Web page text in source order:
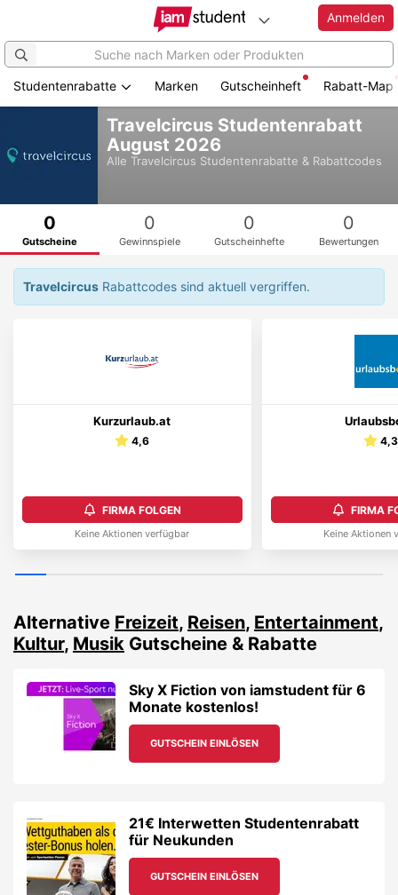
springen
Anmelden
Studentenrabatte Marken Gutscheinheft Rabatt-Map
Travelcircus Studentenrabatt
August 2026
Alle Travelcircus Studentenrabatte & Rabattcodes
0
Gutscheine
0
Gewinnspiele
0
Gutscheinhefte
0
Bewertungen
Travelcircus Rabattcodes sind aktuell vergriffen.
Kurzurlaub.at
4,6
FIRMA FOLGEN
Keine Aktionen verfügbar
4,3
FIRMA
Keine Aktionen
Alternative Freizeit, Reisen, Entertainment,
Kultur, Musik Gutscheine & Rabatte
Sky X Fiction von iamstudent für 6
Monate kostenlos!
GUTSCHEIN EINLÖSEN
21€ Interwetten Studentenrabatt
für Neukunden
GUTSCHEIN EINLÖSEN